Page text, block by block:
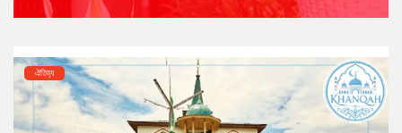
ঐতিহ্য